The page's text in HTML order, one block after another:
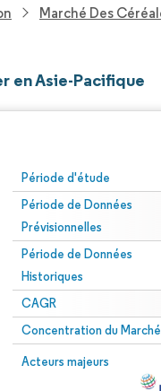
Marché Des
en Asie-Pacifique
Période d'étude
Période de Données
Prévisionnelles
Période de Données
Historiques
CAGR
Concentration du Marché
Acteurs majeurs